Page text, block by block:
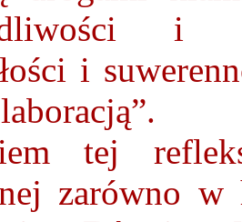
i
i
tej
zarówno